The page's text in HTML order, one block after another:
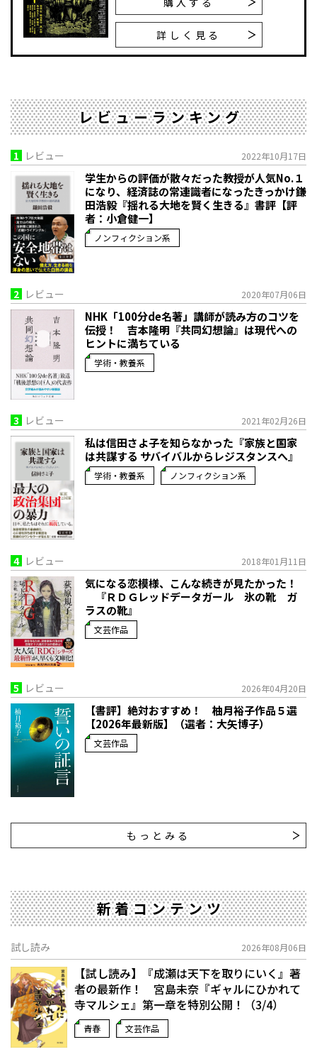
詳しく見る
レビューランキング
1 レビュー 2022年10月17日
学生からの評価が散々だった教授が人気No.１
になり、経済誌の常連識者になったきっかけ――鎌
田浩毅『揺れる大地を賢く生きる』書評【評
者：小倉健一】
ノンフィクション系
2 レビュー 2020年07月06日
NHK「100分de名著」講師が読み方のコツを
伝授！ 吉本隆明『共同幻想論』は現代への
ヒントに満ちている
学術・教養系
3 レビュー 2021年02月26日
私は信田さよ子を知らなかった『家族と国家
は共謀する サバイバルからレジスタンスへ』
学術・教養系 ノンフィクション系
4 レビュー 2018年01月11日
気になる恋模様、こんな続きが見たかった！
『ＲＤＧレッドデータガール 氷の靴 ガ
ラスの靴』
文芸作品
5 レビュー 2026年04月20日
【書評】絶対おすすめ！ 柚月裕子作品５選
【2026年最新版】（選者：大矢博子）
文芸作品
もっとみる
新着コンテンツ
試し読み 2026年08月06日
【試し読み】『成瀬は天下を取りにいく』著
者の最新作！ 宮島未奈『ギャルにひかれて
寺マルシェ』第一章を特別公開！（3/4）
青春 文芸作品